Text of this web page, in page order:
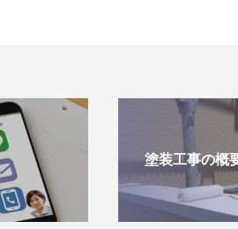
塗装工事の概